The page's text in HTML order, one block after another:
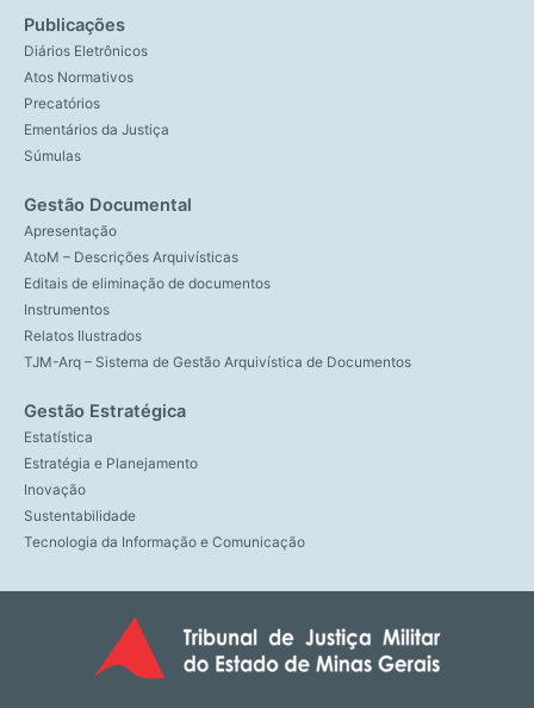
Publicações
Diários Eletrônicos
Atos Normativos
Precatórios
Ementários da Justiça
Súmulas
Gestão Documental
Apresentação
AtoM – Descrições Arquivísticas
Editais de eliminação de documentos
Instrumentos
Relatos Ilustrados
TJM-Arq – Sistema de Gestão Arquivística de Documentos
Gestão Estratégica
Estatística
Estratégia e Planejamento
Inovação
Sustentabilidade
Tecnologia da Informação e Comunicação